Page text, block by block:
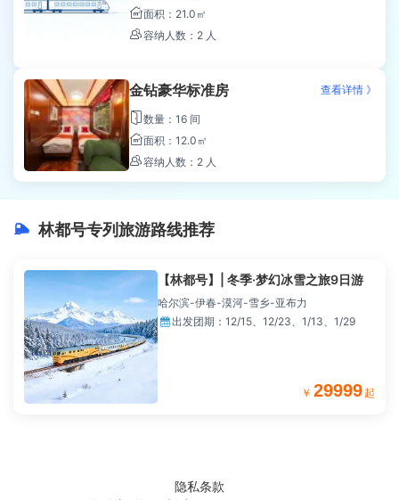
面积：21.0㎡
容纳人数：2 人
金钻豪华标准房
数量：16 间
面积：12.0㎡
容纳人数：2 人
查看详情 》
 林都号专列旅游路线推荐
【林都号】| 冬季·梦幻冰雪之旅9日游
哈尔滨-伊春-漠河-雪乡-亚布力
出发团期： 12/15、12/23、1/13、1/29
￥ 29999 起
隐私条款